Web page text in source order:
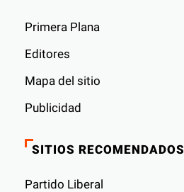
Primera Plana
Editores
Mapa del sitio
Publicidad
SITIOS RECOMENDADOS
Partido Liberal